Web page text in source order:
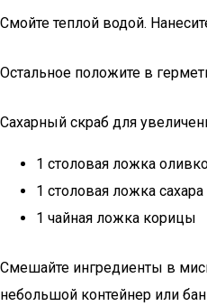
Смойте теплой водой.
Остальное положите в
Сахарный скраб для
1 столовая ложка
1 столовая ложка сахара
1 чайная ложка корицы
Смешайте ингредиенты в
небольшой контейнер или